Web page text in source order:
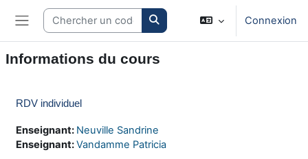
Passer au contenu principal
Panneau latéral
Search courses Connexion
Informations du cours
RDV individuel
Enseignant: Neuville Sandrine
Enseignant:Vandamme Patricia